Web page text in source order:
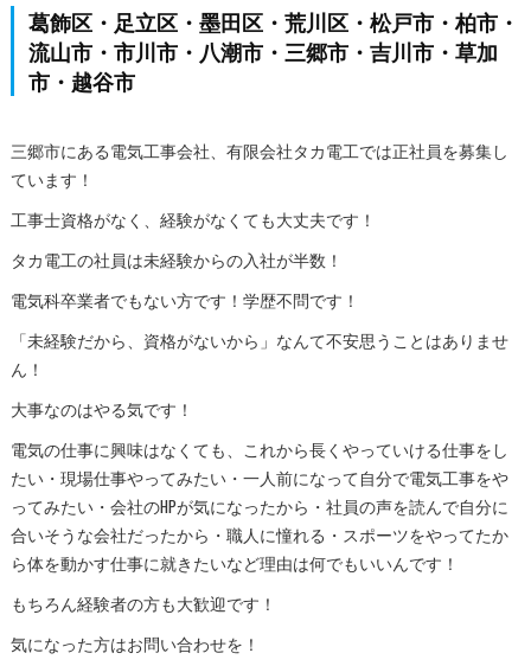
葛飾区・足立区・墨田区・荒川区・松戸市・柏市・
流山市・市川市・八潮市・三郷市・吉川市・草加
市・越谷市
三郷市にある電気工事会社、有限会社タカ電工では正社員を募集し
ています！
工事士資格がなく、経験がなくても大丈夫です！
タカ電工の社員は未経験からの入社が半数！
電気科卒業者でもない方です！学歴不問です！
「未経験だから、資格がないから」なんて不安思うことはありませ
ん！
大事なのはやる気です！
電気の仕事に興味はなくても、これから長くやっていける仕事をし
たい・現場仕事やってみたい・一人前になって自分で電気工事をや
ってみたい・会社のHPが気になったから・社員の声を読んで自分に
合いそうな会社だったから・職人に憧れる・スポーツをやってたか
ら体を動かす仕事に就きたいなど理由は何でもいいんです！
もちろん経験者の方も大歓迎です！
気になった方はお問い合わせを！